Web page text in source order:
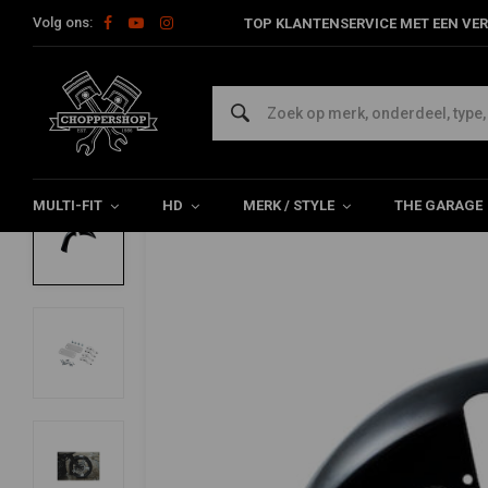
Volg ons: TOP KLANTENSERVICE MET EEN
MULTI-FIT HD MERK / STYLE THE GARAGE
Home HD Spatborden Harley Voorspatbord Harley
KILLER CUSTOM
Bulldog Voorspatbord 23x5.50 Fat Wheels